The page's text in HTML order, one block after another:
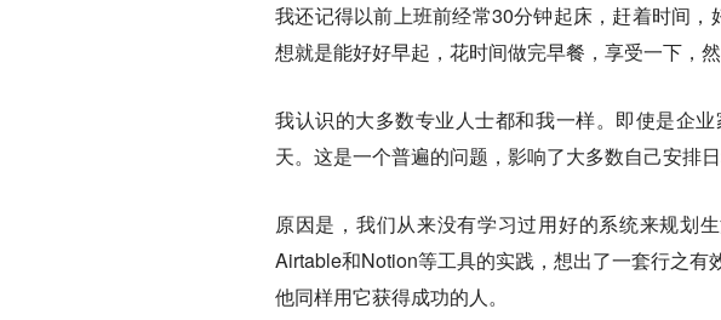
我还记得以前上班前经常30分钟起床，赶着时间
想就是能好好早起，花时间做完早餐，享受一下，然
我认识的大多数专业人士都和我一样。即使是企
天。这是一个普遍的问题，影响了大多数自己安排日
原因是，我们从来没有学习过用好的系统来规划
Airtable和Notion等工具的实践，想出了一套行之
他同样用它获得成功的人。